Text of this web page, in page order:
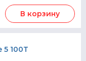
В корзину
5 100T